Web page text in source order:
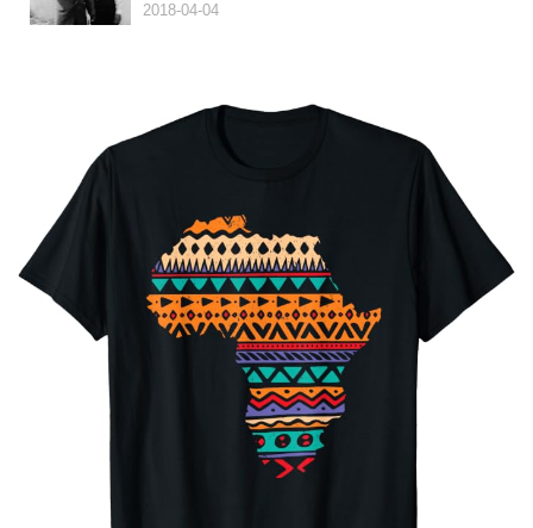
2018-04-04